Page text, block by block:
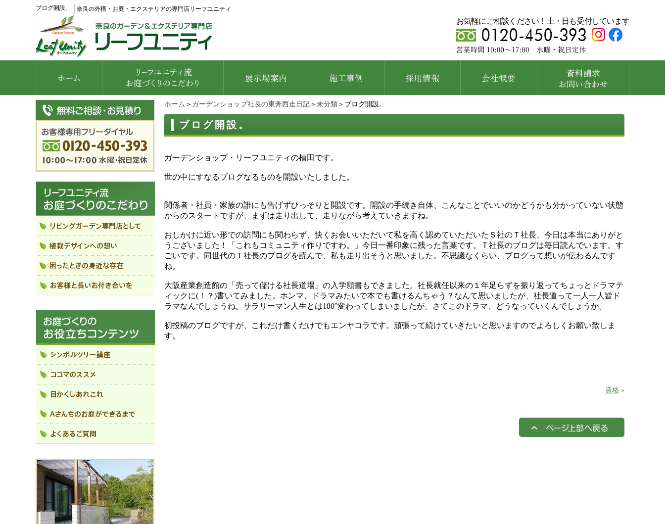
ブログ開設。 奈良の外構・お庭・エクステリアの専門店リーフユニティ
お気軽にご相談ください！土・日も受付しています
ホーム ＞ ガーデンショップ社長の東奔西走日記 ＞ 未分類 ＞ブログ開設。
ブログ開設。
ガーデンショップ・リーフユニティの植田です。
世の中にすなるブログなるものを開設いたしました。
関係者・社員・家族の誰にも告げずひっそりと開設です。開設の手続き自体、こんなことでいいのかどうかも分かっていない状態
からのスタートですが、まずは走り出して、走りながら考えていきますね。
おしかけに近い形での訪問にも関わらず、快くお会いいただいて私を高く認めていただいたＳ社のＴ社長、今日は本当にありがと
うございました！「これもコミュニティ作りですわ。」今日一番印象に残った言葉です。Ｔ社長のブログは毎日読んでいます。す
ごいです。同世代のＴ社長のブログを読んで、私も走り出そうと思いました。不思議なくらい、ブログって想いが伝わるんです
ね。
大阪産業創造館の「売って儲ける社長道場」の入学願書もできました。社長就任以来の１年足らずを振り返ってちょっとドラマテ
ィックに(！？)書いてみました。ホンマ、ドラマみたいで本でも書けるんちゃう？なんて思いましたが、社長道って一人一人皆ド
ラマなんでしょうね。サラリーマン人生とは180°変わってしまいましたが、さてこのドラマ、どうなっていくんでしょうか。
初投稿のブログですが、これだけ書くだけでもエンヤコラです。頑張って続けていきたいと思いますのでよろしくお願い致しま
す。
資格 »